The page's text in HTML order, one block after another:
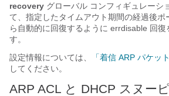
recovery グローバル コンフィギュレーシ
て、指定したタイムアウト期間の経過後
ら自動的に回復するように errdisable 回復
す。
設定情報については、
「着信 ARP パケッ
してください。
ARP ACL と DHCP スヌー